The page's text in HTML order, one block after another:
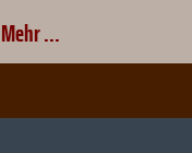
Mehr ...